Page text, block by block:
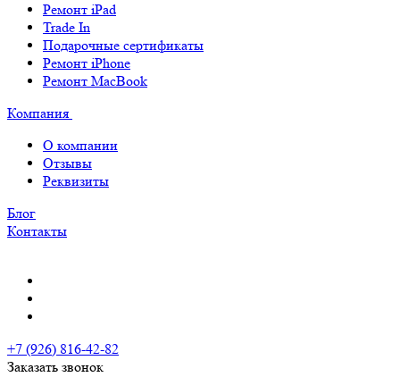
Ремонт iPad
Trade In
Подарочные сертификаты
Ремонт iPhone
Ремонт MacBook
Компания
О компании
Отзывы
Реквизиты
Блог
Контакты
+7 (926) 816-42-82
Заказать звонок